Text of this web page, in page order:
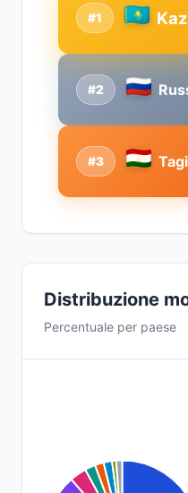
#2
#1
#3
Distribuzione
Percentuale per paese